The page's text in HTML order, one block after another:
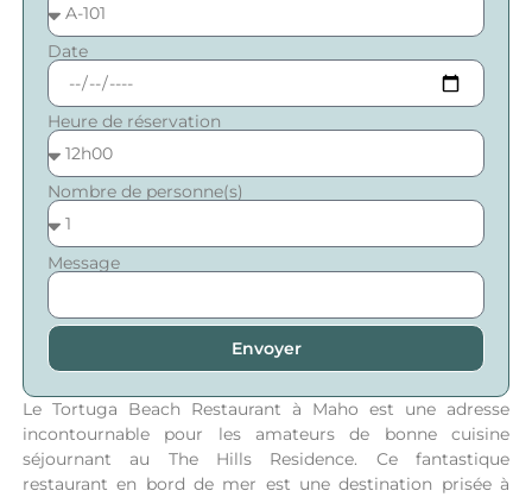
Le Tortuga Beach Restaurant à Maho est une adresse
incontournable pour les amateurs de bonne cuisine
séjournant au The Hills Residence. Ce fantastique
restaurant en bord de mer est une destination prisée à
Date
Heure de réservation
Nombre de personne(s)
Message
Envoyer